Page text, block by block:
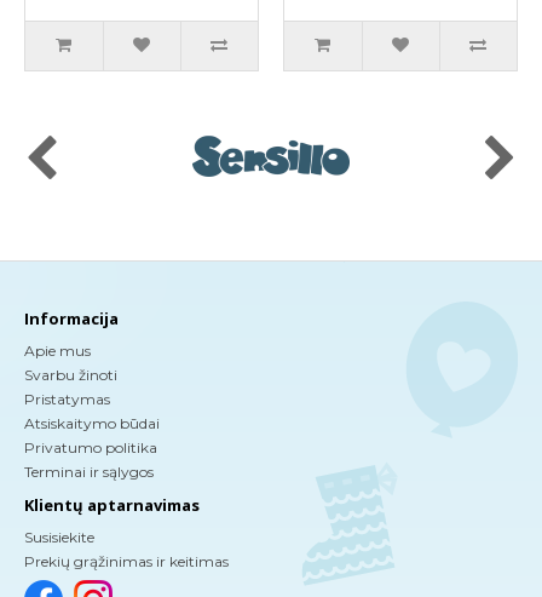
Informacija
Apie mus
Svarbu žinoti
Pristatymas
Atsiskaitymo būdai
Privatumo politika
Terminai ir sąlygos
Klientų aptarnavimas
Susisiekite
Prekių grąžinimas ir keitimas